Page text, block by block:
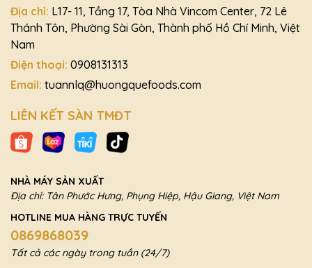
Địa chỉ: L17- 11, Tầng 17, Tòa Nhà Vincom Center, 72 Lê
Thánh Tôn, Phường Sài Gòn, Thành phố Hồ Chí Minh, Việt
Nam
Điện thoại: 0908131313
Email: tuannlq@huongquefoods.com
LIÊN KẾT SÀN TMĐT
NHÀ MÁY SẢN XUẤT
Địa chỉ: Tân Phước Hưng, Phụng Hiệp, Hậu Giang, Việt Nam
HOTLINE MUA HÀNG TRỰC TUYẾN
0869868039
Tất cả các ngày trong tuần (24/7)